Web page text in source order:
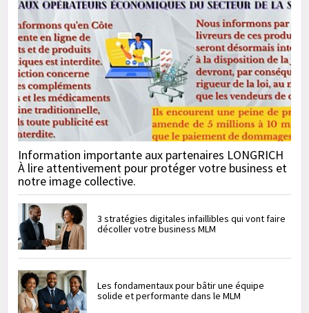
Information importante aux partenaires LONGRICH
À lire attentivement pour protéger votre business et
notre image collective.
3 stratégies digitales infaillibles qui vont faire
décoller votre business MLM
Les fondamentaux pour bâtir une équipe
solide et performante dans le MLM